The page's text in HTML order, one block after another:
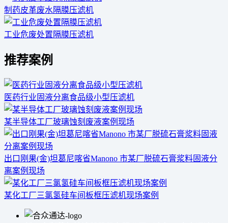
制药皮革废水隔膜压滤机
工业危废处置隔膜压滤机
推荐案例
医药行业固液分离食品级小型压滤机
某半导体工厂玻璃蚀刻废液案例现场
出口刚果(金)坦葛尼喀省Manono 市某厂脱硫石膏浆料固液分
离案例现场
某化工厂三氯氢硅车间板框压滤机现场案例